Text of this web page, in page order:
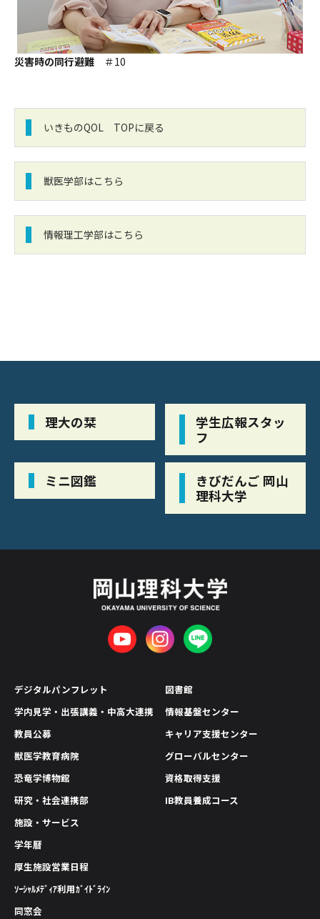
災害時の同行避難 ＃10
いきものQOL TOPに戻る
獣医学部はこちら
情報理工学部はこちら
理大の栞
学生広報スタッ
フ
ミニ図鑑
きびだんご 岡山
理科大学
デジタルパンフレット
学内見学・出張講義・中高大連携
教員公募
獣医学教育病院
恐竜学博物館
研究・社会連携部
図書館
情報基盤センター
キャリア支援センター
グローバルセンター
資格取得支援
IB教員養成コース
施設・サービス
学年暦
厚生施設営業日程
ｿｰｼｬﾙﾒﾃﾞｨｱ利用ｶﾞｲﾄﾞﾗｲﾝ
同窓会